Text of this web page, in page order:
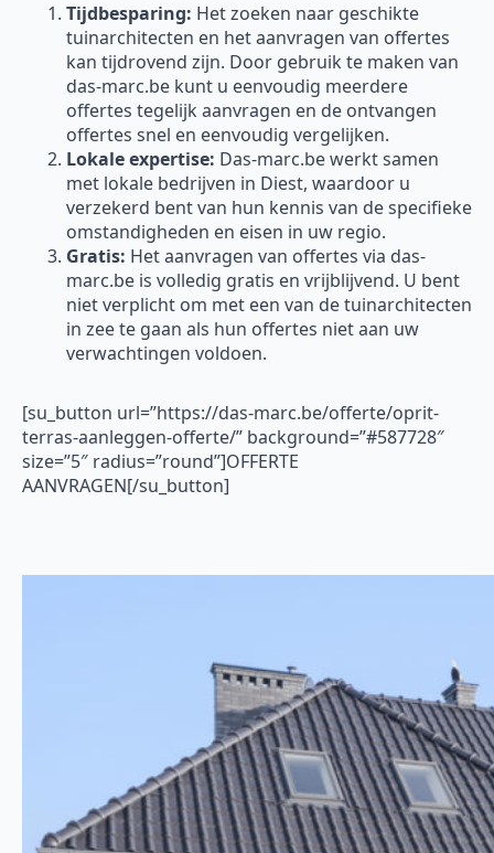
Tijdbesparing: Het zoeken naar geschikte
tuinarchitecten en het aanvragen van offertes
kan tijdrovend zijn. Door gebruik te maken van
das-marc.be kunt u eenvoudig meerdere
offertes tegelijk aanvragen en de ontvangen
offertes snel en eenvoudig vergelijken.
Lokale expertise: Das-marc.be werkt samen
met lokale bedrijven in Diest, waardoor u
verzekerd bent van hun kennis van de specifieke
omstandigheden en eisen in uw regio.
Gratis: Het aanvragen van offertes via das-
marc.be is volledig gratis en vrijblijvend. U bent
niet verplicht om met een van de tuinarchitecten
in zee te gaan als hun offertes niet aan uw
verwachtingen voldoen.
[su_button url=”https://das-marc.be/offerte/oprit-
terras-aanleggen-offerte/” background=”#587728″
size=”5″ radius=”round”]OFFERTE
AANVRAGEN[/su_button]